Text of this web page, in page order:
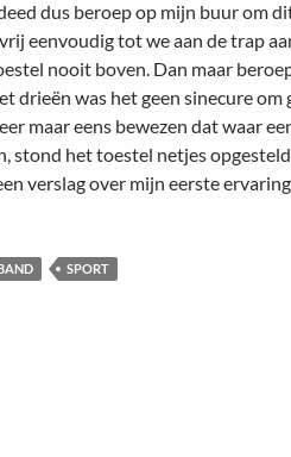
dus beroep op mijn buur om
eenvoudig tot we aan de trap
nooit boven. Dan maar
drieën was het geen sinecure
maar eens bewezen dat waar
stond het toestel netjes
verslag over mijn eerste
SPORT